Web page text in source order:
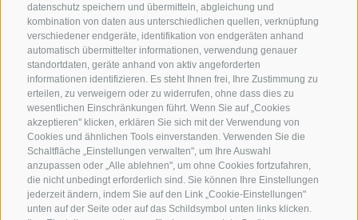
datenschutz speichern und übermitteln, abgleichung und
kombination von daten aus unterschiedlichen quellen, verknüpfung
verschiedener endgeräte, identifikation von endgeräten anhand
automatisch übermittelter informationen, verwendung genauer
standortdaten, geräte anhand von aktiv angeforderten
informationen identifizieren. Es steht Ihnen frei, Ihre Zustimmung zu
erteilen, zu verweigern oder zu widerrufen, ohne dass dies zu
wesentlichen Einschränkungen führt. Wenn Sie auf „Cookies
akzeptieren" klicken, erklären Sie sich mit der Verwendung von
Cookies und ähnlichen Tools einverstanden. Verwenden Sie die
Schaltfläche „Einstellungen verwalten", um Ihre Auswahl
anzupassen oder „Alle ablehnen", um ohne Cookies fortzufahren,
die nicht unbedingt erforderlich sind. Sie können Ihre Einstellungen
jederzeit ändern, indem Sie auf den Link „Cookie-Einstellungen"
unten auf der Seite oder auf das Schildsymbol unten links klicken.
NEWSLETTER
Bleib am Laufenden
Newsletter Anmelden